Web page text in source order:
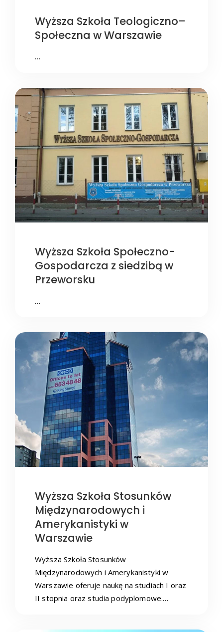
Wyższa Szkoła Teologiczno–
Społeczna w Warszawie
…
Wyższa Szkoła Społeczno-
Gospodarcza z siedzibą w
Przeworsku
…
Wyższa Szkoła Stosunków
Międzynarodowych i
Amerykanistyki w
Warszawie
Wyższa Szkoła Stosunków
Międzynarodowych i Amerykanistyki w
Warszawie oferuje naukę na studiach I oraz
II stopnia oraz studia podyplomowe.…